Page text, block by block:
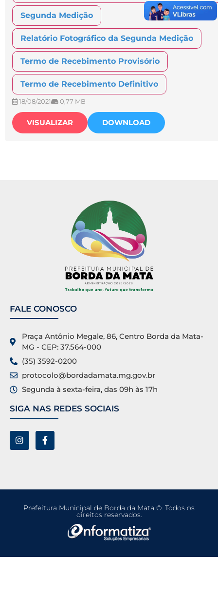
Segunda Medição
Relatório Fotográfico da Segunda Medição
Termo de Recebimento Provisório
Termo de Recebimento Definitivo
18/08/2021 0,77 MB
VISUALIZAR DOWNLOAD
FALE CONOSCO
Praça Antônio Megale, 86, Centro Borda da Mata-
MG - CEP: 37.564-000
(35) 3592-0200
protocolo@bordadamata.mg.gov.br
Segunda à sexta-feira, das 09h às 17h
SIGA NAS REDES SOCIAIS
Prefeitura Municipal de Borda da Mata ©. Todos os
direitos reservados.